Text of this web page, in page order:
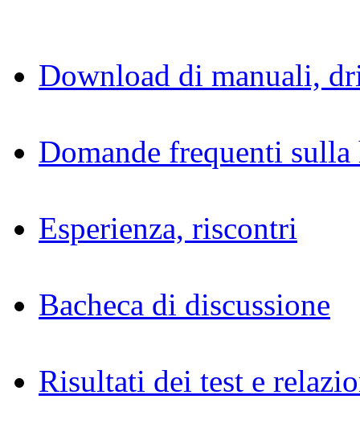
Download di manuali,
Domande frequenti
Esperienza, riscontri
Bacheca di discussione
Risultati dei test e